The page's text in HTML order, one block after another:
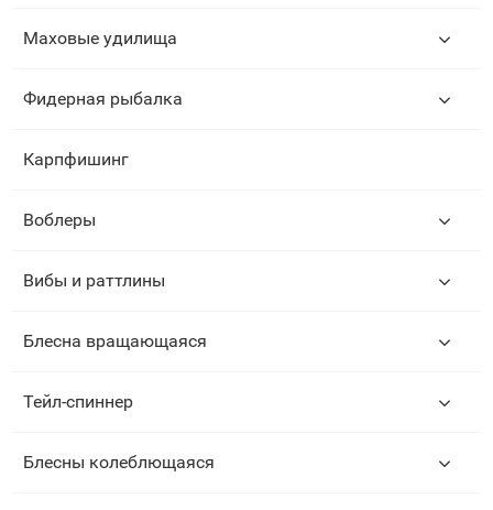
Маховые удилища
Фидерная рыбалка
Карпфишинг
Воблеры
Вибы и раттлины
Блесна вращающаяся
Тейл-спиннер
Блесны колеблющаяся